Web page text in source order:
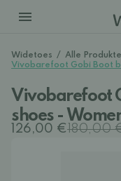
Widetoes / Alle Produkte
Vivobarefoot Gobi Boot
Vivobarefoot
shoes -
126,00 €180,00